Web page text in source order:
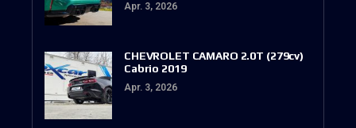
Apr. 3, 2026
CHEVROLET CAMARO 2.0T (279cv)
Cabrio 2019
Apr. 3, 2026